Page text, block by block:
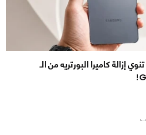
إزالة كاميرا البورتريه من الـ